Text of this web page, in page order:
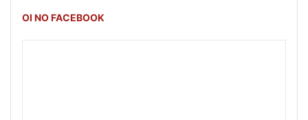
OI NO FACEBOOK